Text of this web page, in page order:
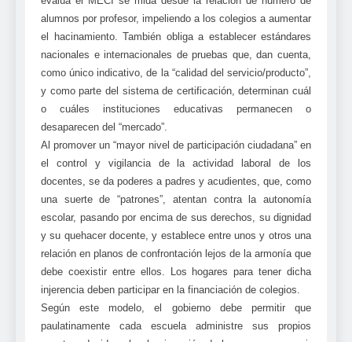
alumnos por profesor, impeliendo a los colegios a aumentar
el hacinamiento. También obliga a establecer estándares
nacionales e internacionales de pruebas que, dan cuenta,
como único indicativo, de la “calidad del servicio/producto”,
y como parte del sistema de certificación, determinan cuál
o cuáles instituciones educativas permanecen o
desaparecen del “mercado”.
Al promover un “mayor nivel de participación ciudadana” en
el control y vigilancia de la actividad laboral de los
docentes, se da poderes a padres y acudientes, que, como
una suerte de “patrones”, atentan contra la autonomía
escolar, pasando por encima de sus derechos, su dignidad
y su quehacer docente, y establece entre unos y otros una
relación en planos de confrontación lejos de la armonía que
debe coexistir entre ellos. Los hogares para tener dicha
injerencia deben participar en la financiación de colegios.
Según este modelo, el gobierno debe permitir que
paulatinamente cada escuela administre sus propios